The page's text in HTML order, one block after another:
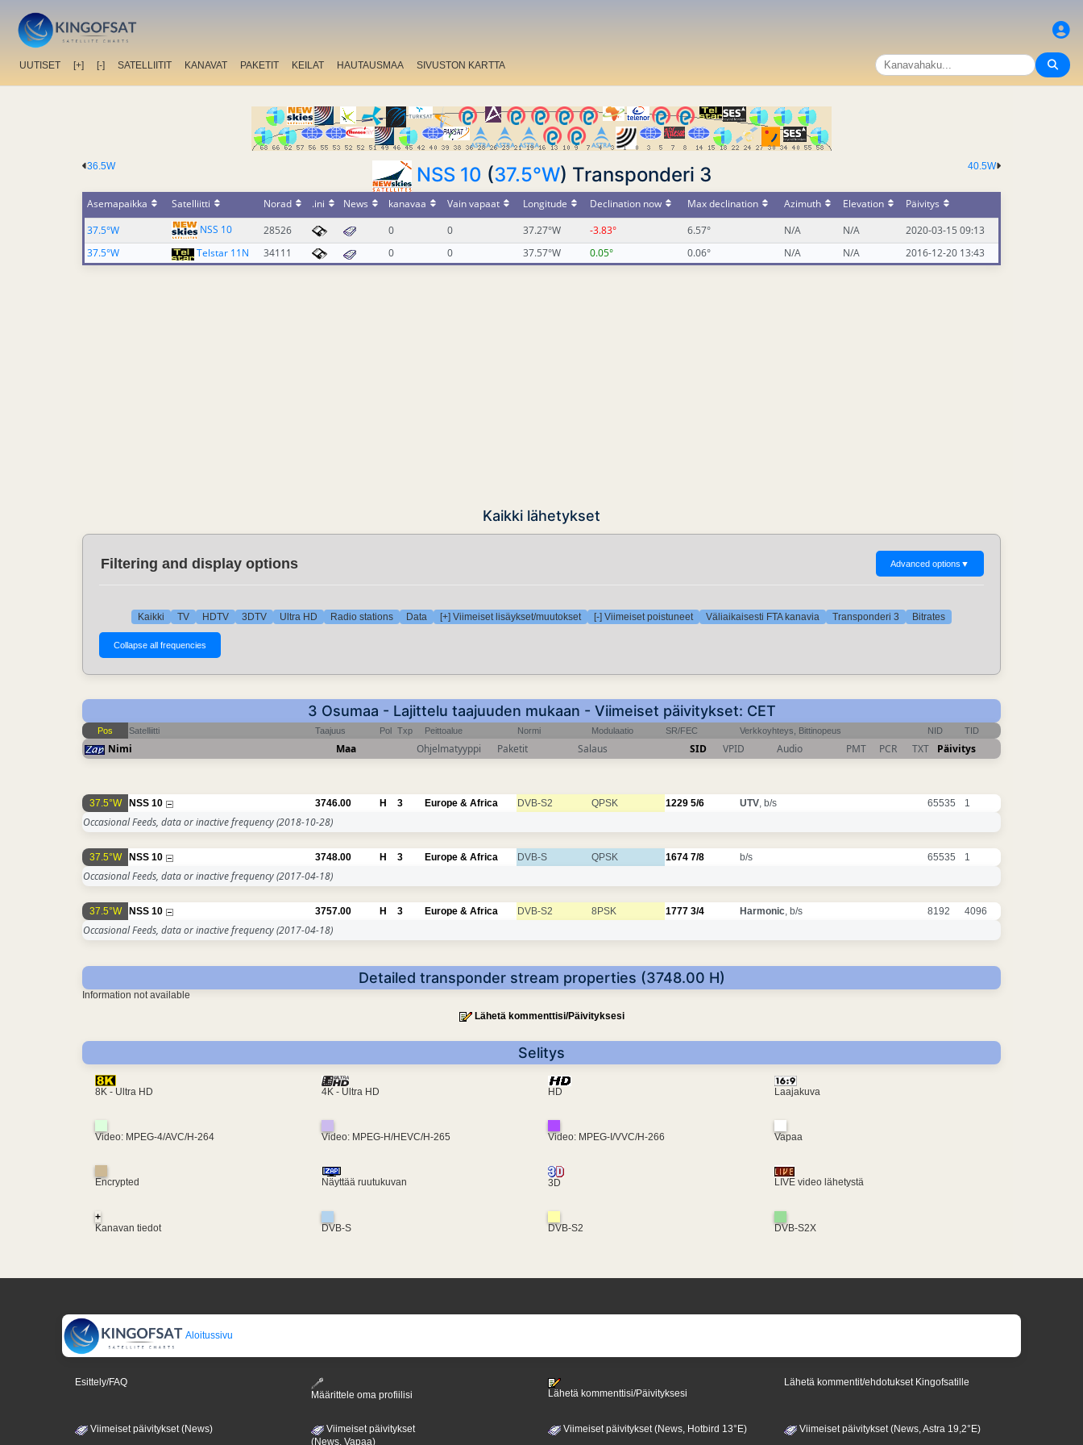
UUTISET [+] [-] SATELLIITIT KANAVAT PAKETIT KEILAT HAUTAUSMAA SIVUSTON KARTTA
40.5W
36.5W NSS 10 (37.5°W) Transponderi 3
Asemapaikka Satelliitti Norad .ini News kanavaa Vain vapaat Longitude Declination now Max declination Azimuth Elevation
Päivitys
37.5°W
NSS 10 28526 0 0 37.27°W -3.83° 6.57° N/A N/A
2020-03-15 09:13
37.5°W
Telstar 11N 34111 0 0 37.57°W 0.05° 0.06° N/A N/A 2016-12-20 13:43
Kaikki lähetykset
Filtering and display options Advanced options ▼
Kaikki TV HDTV 3DTV Ultra HD Radio stations Data [+] Viimeiset lisäykset/muutokset [-] Viimeiset poistuneet Väliaikaisesti FTA kanavia Transponderi 3 Bitrates
3 Osumaa - Lajittelu taajuuden mukaan - Viimeiset päivitykset: CET
Pos Satelliitti Taajuus Pol Txp Peittoalue Normi Modulaatio SR/FEC Verkkoyhteys, Bittinopeus NID TID
Nimi Maa Ohjelmatyyppi Paketit Salaus SID VPID Audio PMT PCR TXT Päivitys
37.5°W NSS 10 3746.00 H 3 Europe & Africa DVB-S2 QPSK 1229 5/6 UTV, b/s 65535 1
Occasional Feeds, data or inactive frequency(2018-10-28)
37.5°W NSS 10 3748.00 H 3 Europe & Africa DVB-S QPSK 1674 7/8 b/s 65535 1
Occasional Feeds, data or inactive frequency(2017-04-18)
37.5°W NSS 10 3757.00 H 3 Europe & Africa DVB-S2 8PSK 1777 3/4 Harmonic, b/s 8192 4096
Occasional Feeds, data or inactive frequency(2017-04-18)
Detailed transponder stream properties (3748.00 H)
Information not available
Lähetä kommenttisi/Päivityksesi
Selitys
8K - Ultra HD 4K - Ultra HD HD Laajakuva
Video: MPEG-4/AVC/H-264 Video: MPEG-H/HEVC/H-265 Video: MPEG-I/VVC/H-266 Vapaa
Encrypted Näyttää ruutukuvan 3D LIVE video lähetystä
+
Kanavan tiedot
DVB-S DVB-S2 DVB-S2X
Aloitussivu
Esittely/FAQ
Määrittele oma profiilisi
Lähetä kommenttisi/Päivityksesi
Lähetä kommentit/ehdotukset Kingofsatille
Viimeiset päivitykset (News)
Viimeiset päivitykset
(News, Vapaa)
Viimeiset päivitykset (News, Hotbird 13°E) Viimeiset päivitykset (News, Astra 19,2°E)